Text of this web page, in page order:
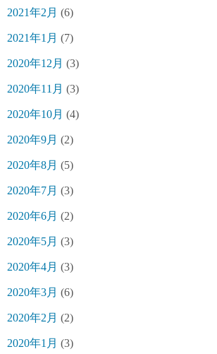
2021年2月 (6)
2021年1月 (7)
2020年12月 (3)
2020年11月 (3)
2020年10月 (4)
2020年9月 (2)
2020年8月 (5)
2020年7月 (3)
2020年6月 (2)
2020年5月 (3)
2020年4月 (3)
2020年3月 (6)
2020年2月 (2)
2020年1月 (3)